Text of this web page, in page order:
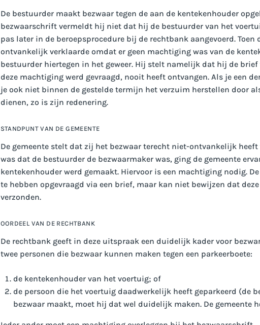
De bestuurder maakt bezwaar tegen de aan de kentekenhouder
bezwaarschrift vermeldt hij niet dat hij de bestuurder van het
pas later in de beroepsprocedure bij de rechtbank aangevoerd. Toen
ontvankelijk verklaarde omdat er geen machtiging was van de
bestuurder hiertegen in het geweer. Hij stelt namelijk dat hij de brief
deze machtiging werd gevraagd, nooit heeft ontvangen. Als je een
je ook niet binnen de gestelde termijn het verzuim herstellen door
dienen, zo is zijn redenering.
STANDPUNT VAN DE GEMEENTE
De gemeente stelt dat zij het bezwaar terecht niet-ontvankelijk
was dat de bestuurder de bezwaarmaker was, ging de gemeente
kentekenhouder werd gemaakt. Hiervoor is een machtiging nodig.
te hebben opgevraagd via een brief, maar kan niet bewijzen dat
verzonden.
OORDEEL VAN DE RECHTBANK
De rechtbank geeft in deze uitspraak een duidelijk kader voor
twee personen die bezwaar kunnen maken tegen een parkeerboete:
de kentekenhouder van het voertuig; of
de persoon die het voertuig daadwerkelijk heeft geparkeerd (de
bezwaar maakt, moet hij dat wel duidelijk maken. De gemeente